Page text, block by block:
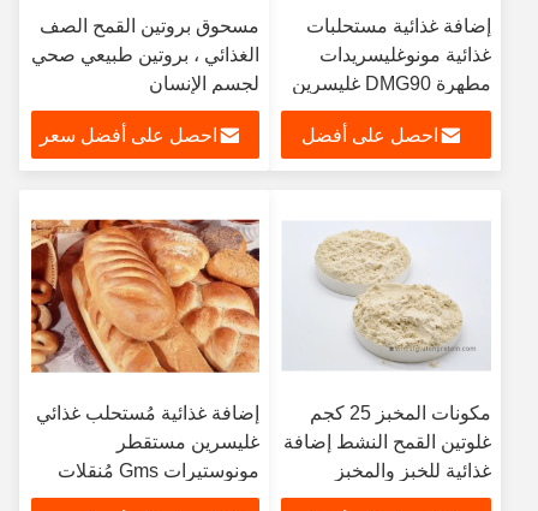
إضافة غذائية مستحلبات
غذائية مونوغليسريدات
مطهرة DMG90 غليسرين
مطهرة مونوستيرات
GMS90 E471 DMG95
احصل على أفضل
مسحوق بروتين القمح الصف
الغذائي ، بروتين طبيعي صحي
لجسم الإنسان
احصل على أفضل سعر
مكونات المخبز 25 كجم
غلوتين القمح النشط إضافة
غذائية للخبز والمخبز
إضافة غذائية مُستحلب غذائي
غليسرين مستقطر
مونوستيرات Gms مُنقلات
غليسريدات معدنية مستقطرة